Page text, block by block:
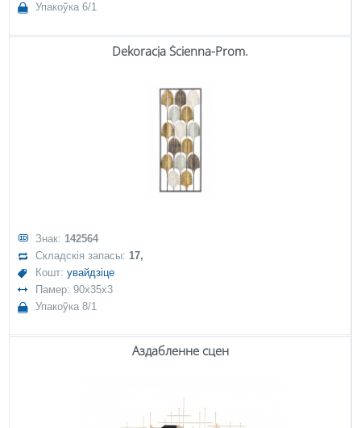
Упакоўка 6/1
Dekoracja Ścienna-Prom.
Знак: 142564
Складскія запасы:17,
Кошт:увайдзіце
Памер: 90x35x3
Упакоўка 8/1
Аздабленне сцен